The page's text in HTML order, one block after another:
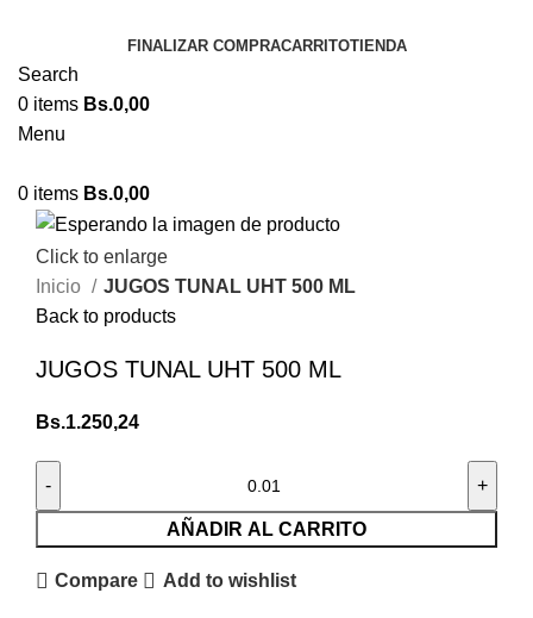
FINALIZAR COMPRACARRITOTIENDA
Search
0 items Bs.0,00
Menu
0 items Bs.0,00
Click to enlarge
Inicio
JUGOS TUNAL UHT 500 ML
Back to products
JUGOS TUNAL UHT 500 ML
Bs.1.250,24
AÑADIR AL CARRITO
Compare Add to wishlist